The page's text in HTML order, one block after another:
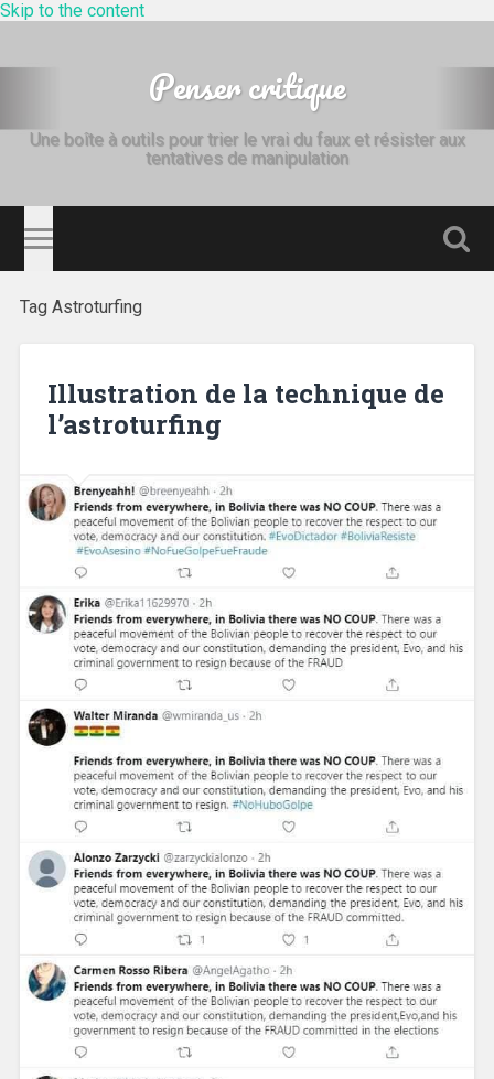
Skip to the content
Penser critique
Une boîte à outils pour trier le vrai du faux et résister aux
tentatives de manipulation
Tag Astroturfing
Illustration de la technique de
l’astroturfing